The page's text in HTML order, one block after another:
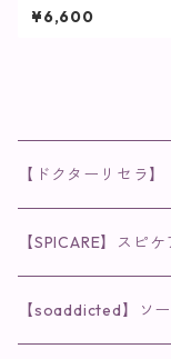
5g(パフ付き)【ヴィプ
ツ】
¥6,600
【ドクターリセラ】
◉AQUA VENUS
クレンジング・洗顔
◉VI PLANTE
【SPICARE】スピケ
◉V3シリーズ
【soaddicted】ソ